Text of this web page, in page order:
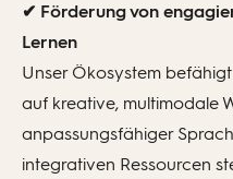
✔ Förderung von
Lernen
Unser Ökosystem befähigt
auf kreative, multimodale
anpassungsfähiger
integrativen Ressourcen